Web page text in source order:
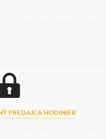
PREDAJCA HODINIEK